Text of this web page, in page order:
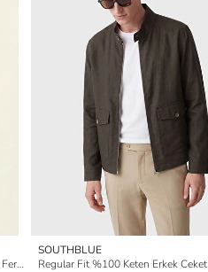
Erkek Yelek Softshell Su Geçirmez Tam Fermuarlı Cepli Normal Kalıp Spor Yelek
SOUTHBLUE
Regular Fit %100 Keten Erkek Ceket